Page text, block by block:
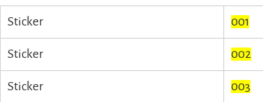
Sticker 001
Sticker 002
Sticker 003